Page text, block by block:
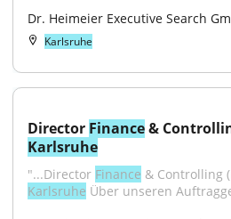
Dr. Heimeier Executive Search
Karlsruhe
Director Finance
Karlsruhe
"...Director Finance & Controlling
Karlsruhe Über unseren